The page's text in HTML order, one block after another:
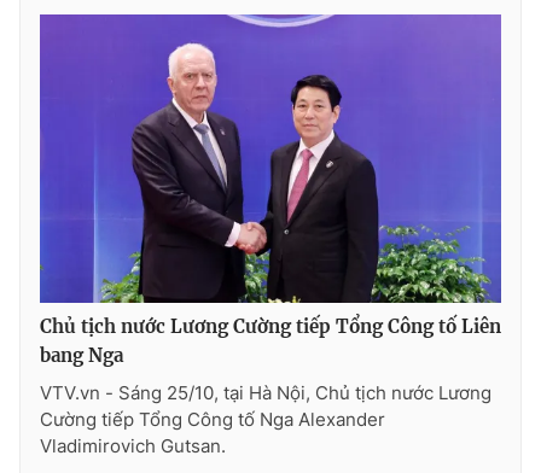
Chủ tịch nước Lương Cường tiếp Tổng Công tố Liên
bang Nga
VTV.vn - Sáng 25/10, tại Hà Nội, Chủ tịch nước Lương
Cường tiếp Tổng Công tố Nga Alexander
Vladimirovich Gutsan.